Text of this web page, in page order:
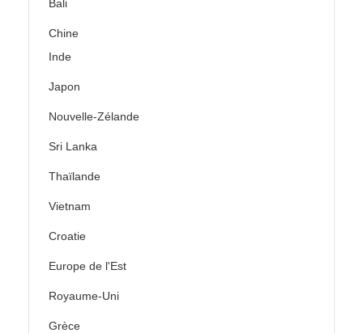
Bali
Chine
Inde
Japon
Nouvelle-Zélande
Sri Lanka
Thaïlande
Vietnam
Croatie
Europe de l'Est
Royaume-Uni
Grèce